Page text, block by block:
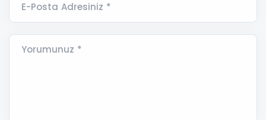
E-Posta Adresiniz *
Yorumunuz *